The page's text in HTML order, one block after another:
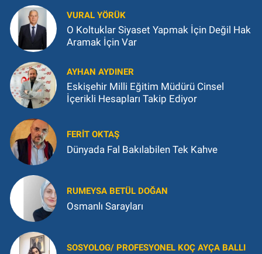
VURAL YÖRÜK
O Koltuklar Siyaset Yapmak İçin Değil Hak
Aramak İçin Var
AYHAN AYDINER
Eskişehir Milli Eğitim Müdürü Cinsel
İçerikli Hesapları Takip Ediyor
FERIT OKTAŞ
Dünyada Fal Bakılabilen Tek Kahve
RUMEYSA BETÜL DOĞAN
Osmanlı Sarayları
SOSYOLOG/ PROFESYONEL KOÇ AYÇA BALLI